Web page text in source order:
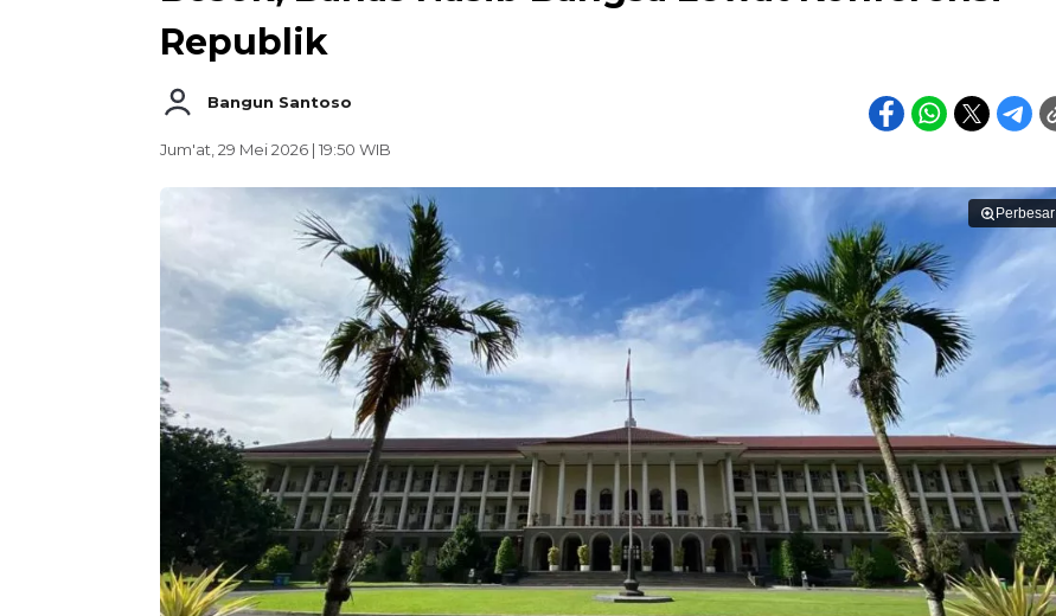
Republik
Bangun Santoso
Jum'at, 29 Mei 2026 | 19:50 WIB
Perbesar